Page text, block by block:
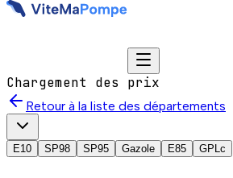
Chargement des prix
Retour à la liste des départements
E10 SP98 SP95 Gazole E85 GPLc